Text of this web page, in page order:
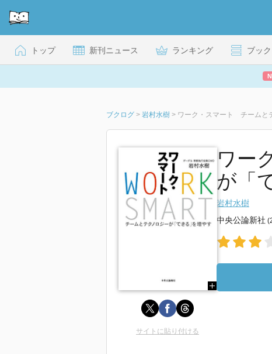
トップ 新刊ニュース ランキング ブッ
ブクログ > 岩村水樹 > ワーク・スマート チームと
ワー
が「
岩村水樹
中央公論新社
サイトに貼り付ける